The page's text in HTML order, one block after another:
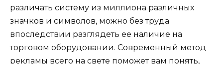
различать систему из миллиона различных
значков и символов, можно без труда
впоследствии разглядеть ее наличие на
торговом оборудовании. Современный метод
рекламы всего на свете поможет вам понять,